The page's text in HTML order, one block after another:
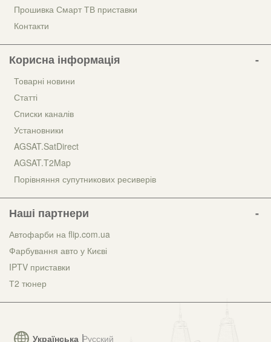
Українська Русский
Прошивка Смарт ТВ приставки
Контакти
Корисна інформація
Товарні новини
Статті
Списки каналів
Установники
AGSAT.SatDirect
AGSAT.T2Map
Порівняння супутникових ресиверів
Наші партнери
Автофарби на flip.com.ua
Фарбування авто у Києві
IPTV приставки
Т2 тюнер